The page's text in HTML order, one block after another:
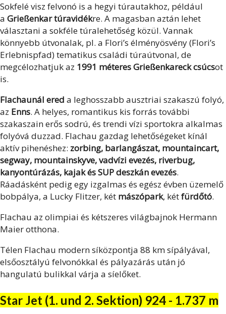
Sokfelé visz felvonó is a hegyi túrautakhoz, például
a Grießenkar túravidékre. A magasban aztán lehet
választani a sokféle túralehetőség közül. Vannak
könnyebb útvonalak, pl. a Flori’s élményösvény (Flori’s
Erlebnispfad) tematikus családi túraútvonal, de
megcélozhatjuk az 1991 méteres Grießenkareck csúcsot
is.
Flachaunál ered a leghosszabb ausztriai szakaszú folyó,
az Enns. A helyes, romantikus kis forrás további
szakaszain erős sodrú, és trendi vízi sportokra alkalmas
folyóvá duzzad. Flachau gazdag lehetőségeket kínál
aktív pihenéshez: zorbing, barlangászat, mountaincart,
segway, mountainskyve, vadvízi evezés, riverbug,
kanyontúrázás, kajak és SUP deszkán evezés.
Ráadásként pedig egy izgalmas és egész évben üzemelő
bobpálya, a Lucky Flitzer, két mászópark, kétfürdőtó.
Flachau az olimpiai és kétszeres világbajnok Hermann
Maier otthona.
Télen Flachau modern síközpontja 88 km sípályával,
elsőosztályú felvonókkal és pályazárás után jó
hangulatú bulikkal várja a síelőket.
Star Jet (1. und 2. Sektion) 924 - 1.737 m